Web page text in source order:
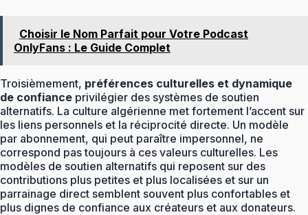
Choisir le Nom Parfait pour Votre Podcast
OnlyFans : Le Guide Complet
Troisièmement, préférences culturelles et dynamique
de confiance privilégier des systèmes de soutien
alternatifs. La culture algérienne met fortement l’accent sur
les liens personnels et la réciprocité directe. Un modèle
par abonnement, qui peut paraître impersonnel, ne
correspond pas toujours à ces valeurs culturelles. Les
modèles de soutien alternatifs qui reposent sur des
contributions plus petites et plus localisées et sur un
parrainage direct semblent souvent plus confortables et
plus dignes de confiance aux créateurs et aux donateurs.